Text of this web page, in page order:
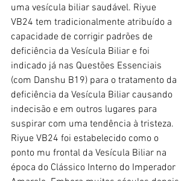
uma vesícula biliar saudável. Riyue
VB24 tem tradicionalmente atribuído a
capacidade de corrigir padrões de
deficiência da Vesícula Biliar e foi
indicado já nas Questões Essenciais
(com Danshu B19) para o tratamento da
deficiência da Vesícula Biliar causando
indecisão e em outros lugares para
suspirar com uma tendência à tristeza.
Riyue VB24 foi estabelecido como o
ponto mu frontal da Vesícula Biliar na
época do Clássico Interno do Imperador